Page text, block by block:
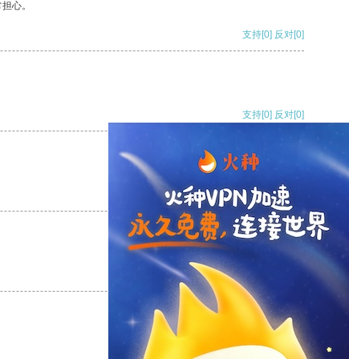
心。
支持[0] 反对[0]
支持[0] 反对[0]
支持[0] 反对
支持
反对 [0]